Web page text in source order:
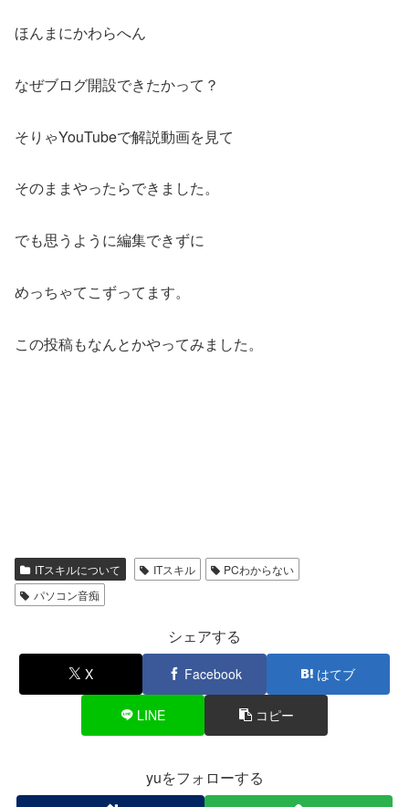
ほんまにかわらへん
なぜブログ開設できたかって？
そりゃYouTubeで解説動画を見て
そのままやったらできました。
でも思うように編集できずに
めっちゃてこずってます。
この投稿もなんとかやってみました。
ITスキルについて ITスキル
PCわからない
パソコン音痴
シェアする
X Facebook はてブ
LINE コピー
yuをフォローする